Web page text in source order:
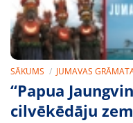
SĀKUMS / JUMAVAS
“Papua
cilvēkēdāju